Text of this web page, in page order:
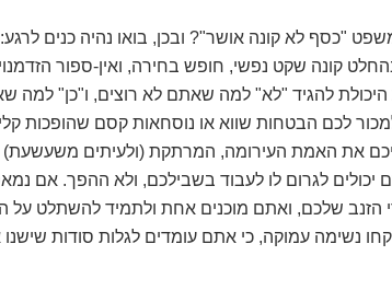
"כסף לא קונה אושר"? ובכן, בואו נהיה כנים לרגע:
קונה שקט נפשי, חופש בחירה, ואין-ספור
היכולת להגיד "לא" למה שאתם לא רוצים, ו"כן" למה
לכם הבטחות שווא או נוסחאות קסם שהופכות
את האמת העירומה, המרתקת (ולעיתים משעשעת)
לגרום לו לעבוד בשבילכם, ולא ההפך. אם
שלכם, ואתם מוכנים אחת ולתמיד להשתלט על
נשימה עמוקה, כי אתם עומדים לגלות סודות